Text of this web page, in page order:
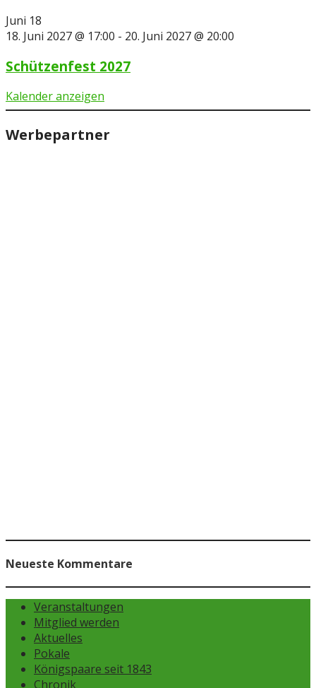
Juni 18
18. Juni 2027 @ 17:00 - 20. Juni 2027 @ 20:00
Schützenfest 2027
Kalender anzeigen
Werbepartner
Neueste Kommentare
Veranstaltungen
Mitglied werden
Aktuelles
Pokale
Königspaare seit 1843
Chronik